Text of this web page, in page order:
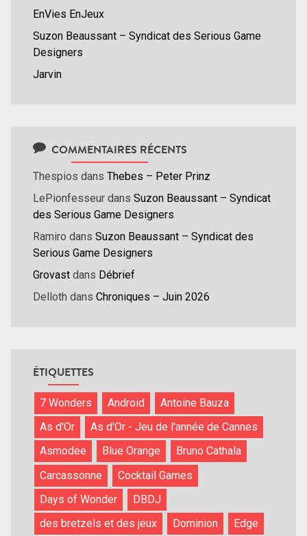
EnVies EnJeux
Suzon Beaussant – Syndicat des Serious Game
Designers
Jarvin
COMMENTAIRES RÉCENTS
Thespios dans Thebes – Peter Prinz
LePionfesseur dans Suzon Beaussant – Syndicat
des Serious Game Designers
Ramiro dans Suzon Beaussant – Syndicat des
Serious Game Designers
Grovast dans Débrief
Delloth dans Chroniques – Juin 2026
ÉTIQUETTES
7 Wonders Android
Antoine Bauza
As d'Or
As d'Or - Jeu de l'année de Cannes
Asmodee
Blue Orange
Bruno Cathala
Carcassonne
Cocktail Games
Days of Wonder
DBDJ
des bretzels et des jeux
Dominion
Edge